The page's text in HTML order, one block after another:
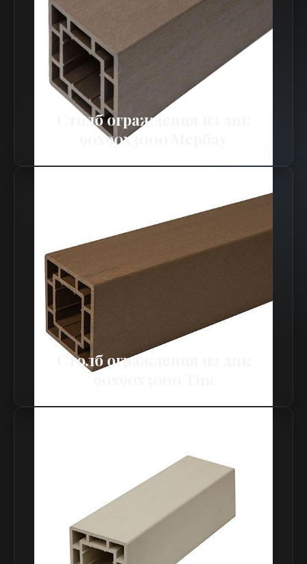
Столб ограждения из дпк
90х90х3000 Мербау
Столб ограждения из дпк
90х90х3000 Тик